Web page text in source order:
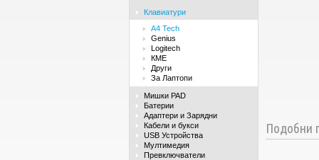
Клавиатури
A4 Tech
Genius
Logitech
КМЕ
Други
За Лаптопи
Мишки PAD
Батерии
Адаптери и Зарядни
Кабели и букси
USB Устройства
Мултимедия
Превключватели
Подобни